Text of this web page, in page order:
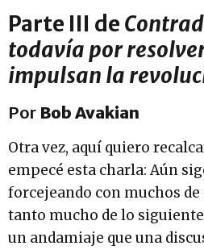
Parte III de
todavía por
impulsan la
Por Bob Avakian
Otra vez, aquí quiero
empecé esta charla: Aún
forcejeando con muchos
tanto mucho de lo
un andamiaje que una